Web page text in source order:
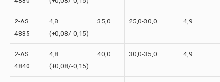
2-АS
4835
4,8
(+0,08/-0,15)
35,0 25,0-30,0 4,9
2-АS
4840
4,8
(+0,08/-0,15)
40,0 30,0-35,0 4,9